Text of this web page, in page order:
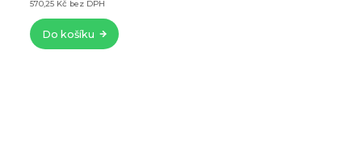
570,25 Kč bez DPH
Do košíku